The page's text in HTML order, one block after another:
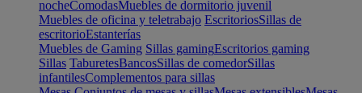
nocheComodasMuebles de dormitorio juvenil
Muebles de oficina y teletrabajo EscritoriosSillas de
escritorioEstanterías
Muebles de Gaming Sillas gamingEscritorios gaming
Sillas TaburetesBancosSillas de comedorSillas
infantilesComplementos para sillas